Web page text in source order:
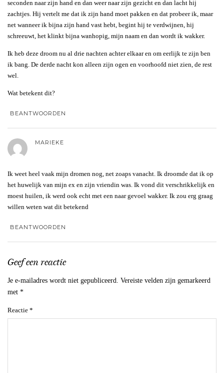
seconden naar zijn hand en dan weer naar zijn gezicht en dan lacht hij
zachtjes. Hij vertelt me dat ik zijn hand moet pakken en dat probeer ik, maar
net wanneer ik bijna zijn hand vast hebt, begint hij te verdwijnen, hij
schreeuwt, het klinkt bijna wanhopig, mijn naam en dan wordt ik wakker.
Ik heb deze droom nu al drie nachten achter elkaar en om eerlijk te zijn ben
ik bang. De derde nacht kon alleen zijn ogen en voorhoofd niet zien, de rest
wel.
Wat betekent dit?
BEANTWOORDEN
MARIEKE
Ik weet heel vaak mijn dromen nog, net zoaps vanacht. Ik droomde dat ik op
het huwelijk van mijn ex en zijn vriendin was. Ik vond dit verschrikkelijk en
moest huilen, ik werd ook echt met een naar gevoel wakker. Ik zou erg graag
willen weten wat dit betekend
BEANTWOORDEN
Geef een reactie
Je e-mailadres wordt niet gepubliceerd. Vereiste velden zijn gemarkeerd
met *
Reactie *